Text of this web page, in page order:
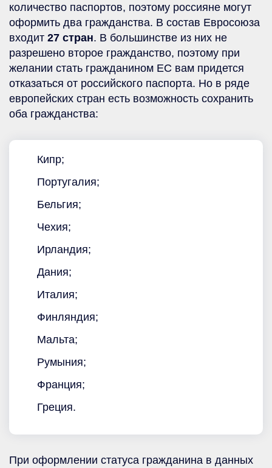
количество паспортов, поэтому россияне могут
оформить два гражданства. В состав Евросоюза
входит 27 стран. В большинстве из них не
разрешено второе гражданство, поэтому при
желании стать гражданином ЕС вам придется
отказаться от российского паспорта. Но в ряде
европейских стран есть возможность сохранить
оба гражданства:
Кипр;
Португалия;
Бельгия;
Чехия;
Ирландия;
Дания;
Италия;
Финляндия;
Мальта;
Румыния;
Франция;
Греция.
При оформлении статуса гражданина в данных